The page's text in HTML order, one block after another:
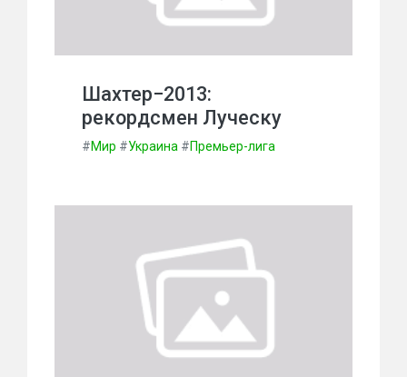
Шахтер−2013:
рекордсмен Луческу
#Мир #Украина #Премьер-лига